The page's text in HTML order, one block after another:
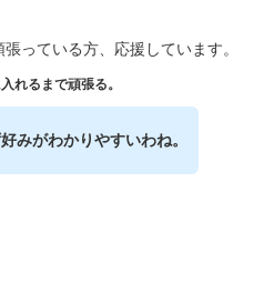
っている方、応援しています。
れるまで頑張る。
みがわかりやすいわね。